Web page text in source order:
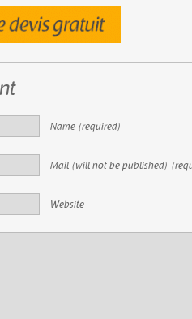
Name (required)
Mail (will not be published)
Website